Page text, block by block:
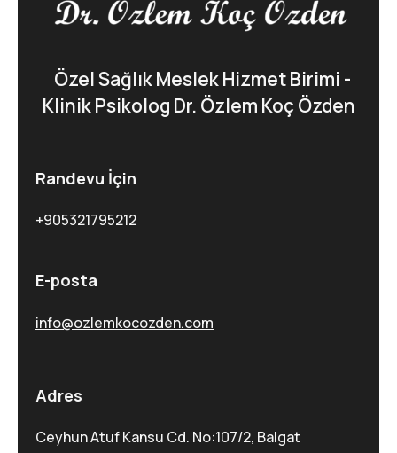
Özel Sağlık Meslek Hizmet Birimi -
Klinik Psikolog Dr. Özlem Koç Özden
Randevu İçin
+905321795212
E-posta
info@ozlemkocozden.com
Adres
Ceyhun Atuf Kansu Cd. No:107/2, Balgat